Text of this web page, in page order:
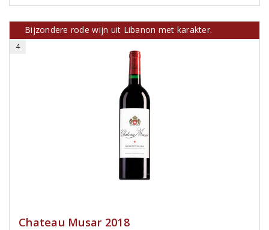
Bijzondere rode wijn uit Libanon met karakter.
4
Chateau Musar 2018